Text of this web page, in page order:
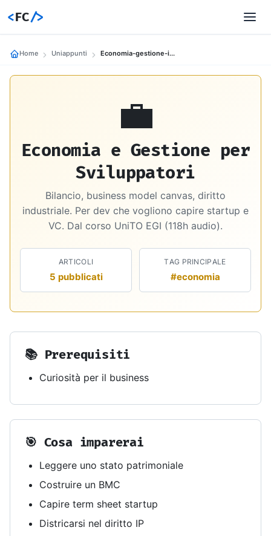
<FC/>
Home Uniappunti Economia-gestione-impresa
💼
Economia e Gestione per
Sviluppatori
Bilancio, business model canvas, diritto
industriale. Per dev che vogliono capire startup e
VC. Dal corso UniTO EGI (118h audio).
ARTICOLI
5 pubblicati
TAG PRINCIPALE
#economia
📚 Prerequisiti
Curiosità per il business
🎯 Cosa imparerai
Leggere uno stato patrimoniale
Costruire un BMC
Capire term sheet startup
Districarsi nel diritto IP